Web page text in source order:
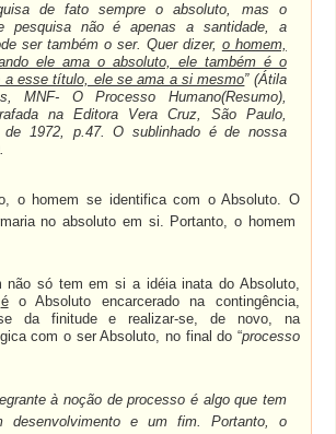
de fato sempre o absoluto, mas o
pesquisa não é apenas a santidade, a
ser também o ser. Quer dizer, o homem,
ele ama o absoluto, ele também é o
a esse título, ele se ama a si mesmo” (Átila
MNF- O Processo Humano(Resumo),
na Editora Vera Cruz, São Paulo,
de 1972, p.47. O sublinhado é de nossa
o homem se identifica com o Absoluto. O
no absoluto em si. Portanto, o homem
não só tem em si a idéia inata do Absoluto,
éo Absoluto encarcerado na contingência,
se da finitude e realizar-se, de novo, na
com o ser Absoluto, no final do “processo
à noção de processo é algo que tem
desenvolvimento e um fim. Portanto, o